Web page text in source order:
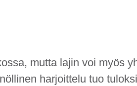
mutta lajin voi myös
harjoittelu tuo